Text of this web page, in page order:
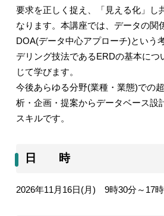
要求を正しく捉え、「見える化」し
なります。本講座では、データの関
DOA(データ中心アプローチ)という
デリング技法であるERDの基本につ
じて学びます。
今後あらゆる分野(業種・業態)での
析・企画・提案からデータベース設
スキルです。
日 時
2026年11 月 16日(月) 9時30分～ 17時